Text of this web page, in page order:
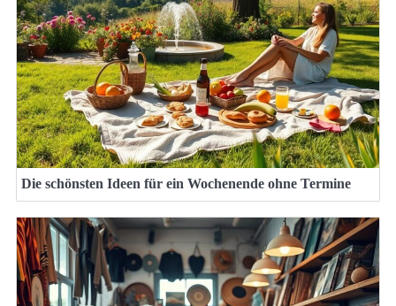
Die schönsten Ideen für ein Wochenende ohne Termine